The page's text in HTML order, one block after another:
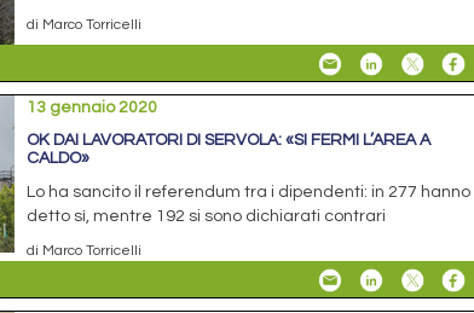
di Marco Torricelli
13 gennaio 2020
OK DAI LAVORATORI DI SERVOLA: «SI FERMI L’AREA A
CALDO»
Lo ha sancito il referendum tra i dipendenti: in 277 hanno
detto sì, mentre 192 si sono dichiarati contrari
di Marco Torricelli